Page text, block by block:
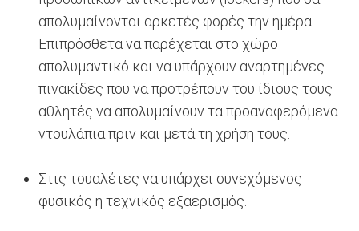
απολυμαίνονται αρκετές φορές την ημέρα.
Επιπρόσθετα να παρέχεται στο χώρο
απολυμαντικό και να υπάρχουν αναρτημένες
πινακίδες που να προτρέπουν του ίδιους τους
αθλητές να απολυμαίνουν τα προαναφερόμενα
ντουλάπια πριν και μετά τη χρήση τους.
Στις τουαλέτες να υπάρχει συνεχόμενος
φυσικός η τεχνικός εξαερισμός.